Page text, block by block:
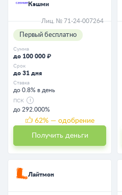
Кэшми
Лиц. № 71-24-007264
Первый бесплатно
Сумма
до 100 000 ₽
Срок
до 31 дня
Ставка
до 0.8% в день
ПСК
до 292.000%
62% — одобрение
Получить деньги
Лайтмон